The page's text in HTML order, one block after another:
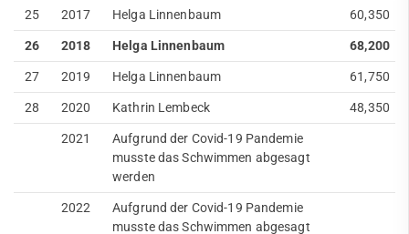
25
2017 Helga Linnenbaum
60,350
26
2018 Helga Linnenbaum
68,200
27
2019 Helga Linnenbaum
61,750
28
2020 Kathrin Lembeck
48,350
2021
Aufgrund der Covid-19 Pandemie
musste das Schwimmen abgesagt
werden
2022
Aufgrund der Covid-19 Pandemie
musste das Schwimmen abgesagt